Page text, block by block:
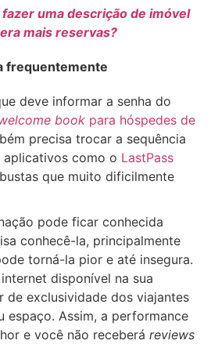
fazer uma descrição de imóvel
mais reservas?
frequentemente
deve informar a senha do
book para hóspedes de
precisa trocar a sequência
aplicativos como o LastPass
que muito dificilmente
pode ficar conhecida
conhecê-la, principalmente
torná-la pior e até insegura.
disponível na sua
de exclusividade dos viajantes
espaço. Assim, a performance
e você não receberá reviews